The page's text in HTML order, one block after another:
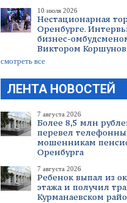
10 июля 2026
Нестационарная
Оренбурге.
бизнес-
Виктором
смотреть все
ЛЕНТА НОВОСТЕЙ
7 августа 2026
Более 8,5 млн
перевел
мошенникам
Оренбурга
7 августа 2026
Ребенок выпал из
этажа и получил
Курманаевском